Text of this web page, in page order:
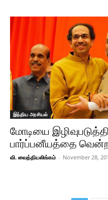
இந்திய அரசியல்
மோடியை
பார்ப்பனீயத்தை
வி. வைத்தியலிங்கம் - November 28,